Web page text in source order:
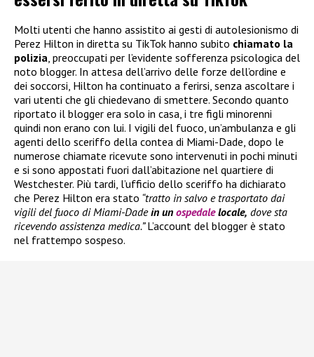
Molti utenti che hanno assistito ai gesti di autolesionismo di
Perez Hilton in diretta su TikTok hanno subito chiamato la
polizia, preoccupati per l’evidente sofferenza psicologica del
noto blogger. In attesa dell’arrivo delle forze dell’ordine e
dei soccorsi, Hilton ha continuato a ferirsi, senza ascoltare i
vari utenti che gli chiedevano di smettere. Secondo quanto
riportato il blogger era solo in casa, i tre figli minorenni
quindi non erano con lui. I vigili del fuoco, un’ambulanza e gli
agenti dello sceriffo della contea di Miami-Dade, dopo le
numerose chiamate ricevute sono intervenuti in pochi minuti
e si sono appostati fuori dall’abitazione nel quartiere di
Westchester. Più tardi, l’ufficio dello sceriffo ha dichiarato
che Perez Hilton era stato “tratto in salvo e trasportato dai
vigili del fuoco di Miami-Dadein un ospedalelocale, dove sta
ricevendo assistenza medica.”L’account del blogger è stato
nel frattempo sospeso.